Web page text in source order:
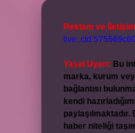
Reklam ve
Yasal Uyarı: Bu
marka, kurum
bağlantısı
kendi
haber niteliği